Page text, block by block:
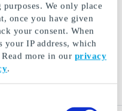
We only place
once you have given
your consent. When
your IP address, which
more in our privacy
.